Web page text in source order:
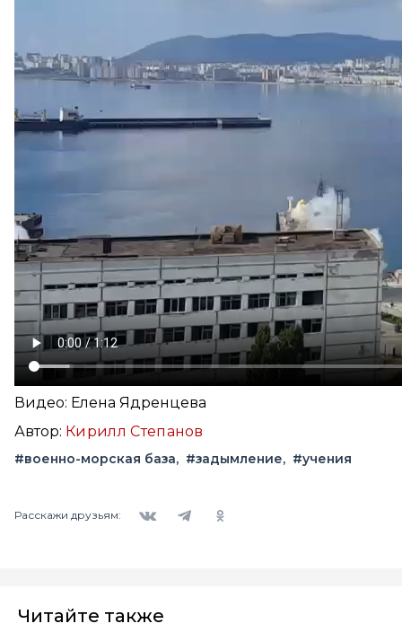
Видео: Елена Ядренцева
Автор: Кирилл Степанов
#военно-морская база #задымление #учения
Расскажи друзьям:
Читайте также